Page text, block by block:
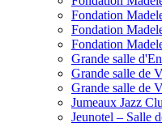
Fondation
Fondation
Fondation
Grande salle
Grande salle de
Grande salle de
Jumeaux Jazz
Jeunotel – Salle